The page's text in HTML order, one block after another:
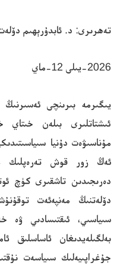
تەھرىرى: د. ئ‍ابدۇرېھىم
2026-يىلى 12-ماي
يىگىرمە بىرىنچى ئەسىرنىڭ
ئىشتاتلىرى بىلەن خىتاي
مۇناسىۋەت دۇنيا
ئەڭ زور قوش تەرەپلىك
دەرىجىدىن تاشقىرى كۈچ
دۆلەتنىڭ مەنپەئەت
سىياسىي، ئىقتىسادىي ۋە
جۇغراپىيەلىك سىياسەت